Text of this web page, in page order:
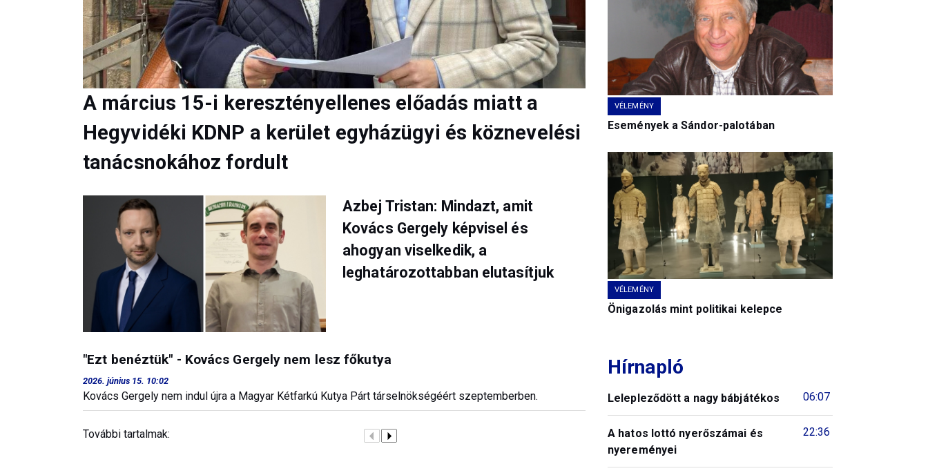
A március 15-i keresztényellenes előadás miatt a
Hegyvidéki KDNP a kerület egyházügyi és köznevelési
tanácsnokához fordult
Azbej Tristan: Mindazt, amit
Kovács Gergely képvisel és
ahogyan viselkedik, a
leghatározottabban elutasítjuk
"Ezt benéztük" - Kovács Gergely nem lesz főkutya
2026. június 15. 10:02
Kovács Gergely nem indul újra a Magyar Kétfarkú Kutya Párt társelnökségéért szeptemberben.
További tartalmak:
VÉLEMÉNY
Események a Sándor-palotában
VÉLEMÉNY
Önigazolás mint politikai kelepce
Hírnapló
06:07
Lelepleződött a nagy bábjátékos
22:36
A hatos lottó nyerőszámai és
nyereményei